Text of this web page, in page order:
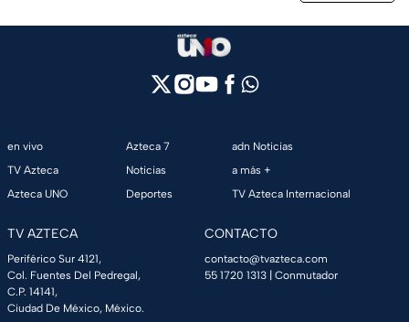
en vivo
TV Azteca
Azteca UNO
Azteca 7
Noticias
Deportes
adn Noticias
a más +
TV Azteca Internacional
TV AZTECA
Periférico Sur 4121,
Col. Fuentes Del Pedregal,
C.P. 14141,
Ciudad De México, México.
CONTACTO
contacto@tvazteca.com
55 1720 1313 | Conmutador